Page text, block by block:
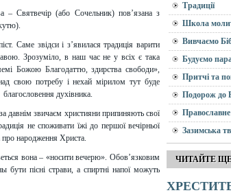
– Святвечір (або Сочельник) пов’язана з
Саме звідси і з’явилася традиція варити
Зрозуміло, в наш час не у всіх є така
Божою Благодаттю, здирства свободи»,
свою потребу і нехай мірилом тут буде
духівника.
давнім звичаєм християни припиняють свої
не споживати їжі до першої вечірньої
про народження Христа.
вона – «носити вечерю». Обов’язковим
бути пісні страви, а спиртні напої можуть
Традиції
Школа
Вивчаємо
Будуємо
Притчі та
Подорож до
Зазимська
ЧИТАЙТЕ